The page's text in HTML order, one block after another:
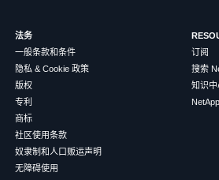
法务
一般条款和条件
隐私 & Cookie 政策
版权
专利
商标
社区使用条款
奴隶制和人口贩运声明
无障碍使用
订阅
搜索
知识中